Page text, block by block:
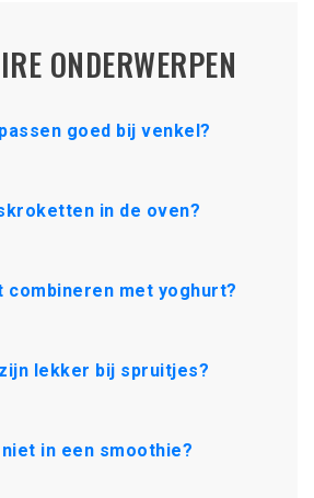
ONDERWERPEN
goed bij venkel?
in de oven?
combineren met yoghurt?
lekker bij spruitjes?
in een smoothie?